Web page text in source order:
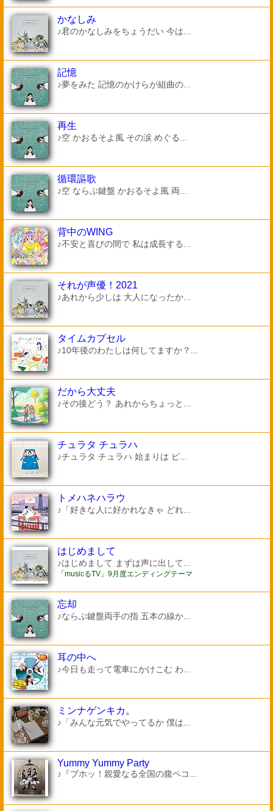
かなしみ
♪君のかなしみをちょうだい 今は...
記憶
♪夢をみた 記憶のかけらが組曲の...
再生
♪空 かおるそよ風 その涙 めぐる...
循環謳歌
♪空 ならぶ鍵盤 かおるそよ風 両...
背中のWING
♪不安と喜びの間で 私は成長する...
それが声優！2021
♪あれから少しは 大人になったか...
タイムカプセル
♪10年後のわたしは何してますか？...
だから大丈夫
♪その後どう？ あれからちょっと...
チュラタ チュラハ
♪チュラタ チュラハ 始まりは ピ...
トメハネハラウ
♪「好きな人に好かれなきゃ どれ...
はじめまして
♪はじめまして まずは声に出して...
「musicるTV」9月度エンディングテーマ
忘却
♪ならぶ鍵盤両手の指 五本の線か...
耳の中へ
♪今日も走って電車にかけこむ わ...
ミンナゲンキカ。
♪「みんな元気でやってるか 僕は...
Yummy Yummy Party
♪『ブホッ！親愛なる全国の腹ペコ...